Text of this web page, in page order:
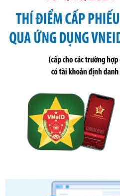
Số kí hiệu:
Tên: Nghị định số 291/2026/
đổi, bổ sung một số điều của
ngày 19 tháng 10 năm 2020
phạt vi phạm hành chính về
sung bởi Nghị định số 102/
Ngày ban hành: 20/07/2026
Tên: Quyết định công bố Danh
ban hành, được sửa đổi, bổ
Quy trình nội bộ, quy trình
chính trong một số lĩnh vực
lý của Sở Văn hóa, Thể tha
Ngày ban hành: 01/06/2026
được sửa đổi, bổ sung và phê
trình điện tử giải quyết thủ tục